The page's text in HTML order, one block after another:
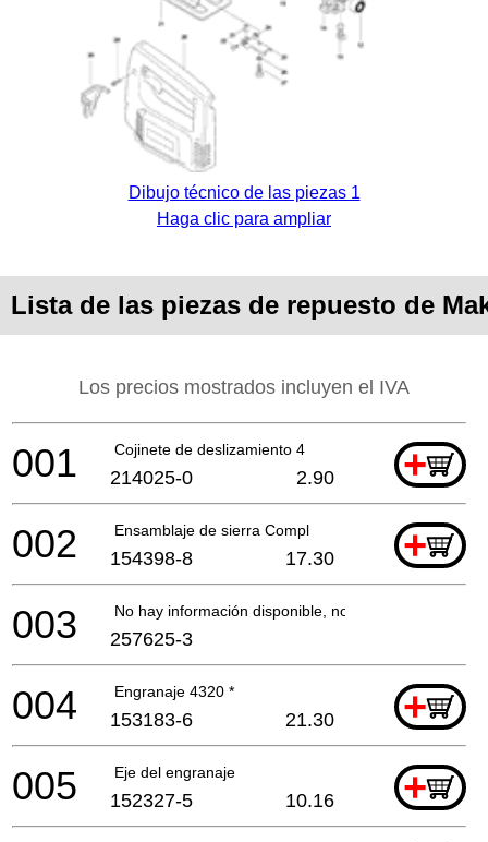
Dibujo técnico de las piezas 1
Haga clic para ampliar
Lista de las piezas de repuesto de
Los precios mostrados incluyen el IVA
Cojinete de deslizamiento 4 +
001 214025-0 2.90
Ensamblaje de sierra Compl +
002 154398-8 17.30
No hay información disponible, no se puede pedir
003 257625-3
Engranaje 4320 * +
004 153183-6 21.30
Eje del engranaje +
005 152327-5 10.16